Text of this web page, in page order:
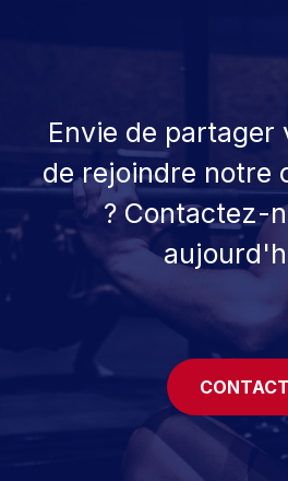
Envie de partager
de rejoindre notre
? Contactez-
CONTACT